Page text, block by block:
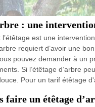
: une
est une
requiert d’avoir une
pouvez demander à un
Si l’étêtage d’arbre
Pour un tarif étêtage
faire un étêtage